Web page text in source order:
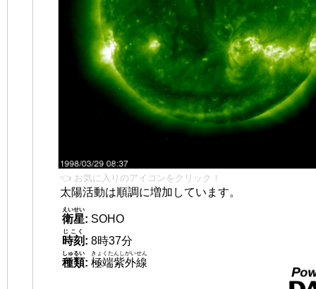
👈 お気に入りのアイコンをクリック！
太陽活動は順調に増加しています。
衛星
えいせい
: SOHO
時刻
じこく
: 8時37分
種類
しゅるい
: 極端紫外線
きょくたんしがいせん